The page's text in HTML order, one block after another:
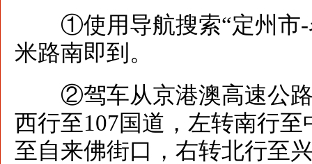
①使用导航搜索“定州市-
米路南即到。
②驾车从京港澳高速公路
西行至107国道，左转南行
至自来佛街口，右转北行至